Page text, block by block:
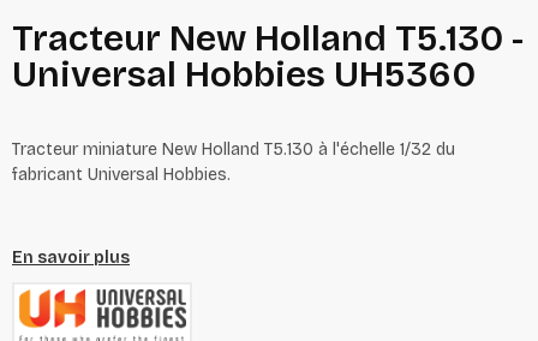
Tracteur New Holland T5.130 -
Universal Hobbies UH5360
Tracteur miniature New Holland T5.130 à l'échelle 1/32 du
fabricant Universal Hobbies.
En savoir plus